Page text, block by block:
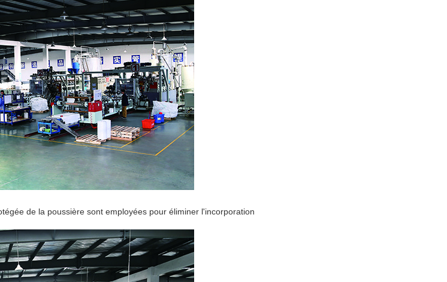
de la poussière sont employées pour éliminer l'incorporation